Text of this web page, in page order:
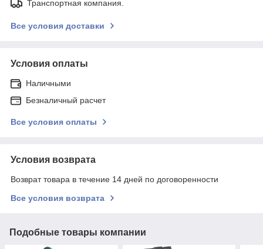
Транспортная компания.
Все условия доставки
Условия оплаты
Наличными
Безналичный расчет
Все условия оплаты
Условия возврата
Возврат товара в течение 14 дней по договоренности
Все условия возврата
Подобные товары компании